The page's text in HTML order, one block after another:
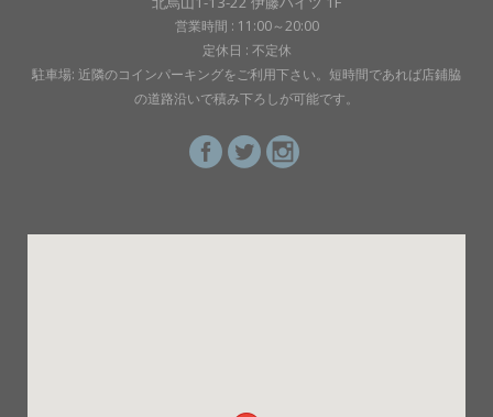
営業時間 : 11:00～20:00
定休日 : 不定休
駐車場: 近隣のコインパーキングをご利用下さい。短時間であれば店鋪脇
の道路沿いで積み下ろしが可能です。